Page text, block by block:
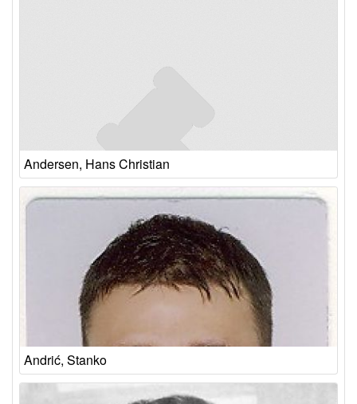
Andersen, Hans Christian
Andrić, Stanko